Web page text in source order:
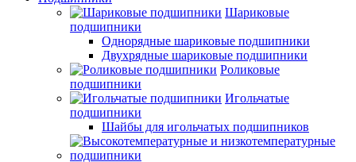
Шариковые
подшипники
Однорядные шариковые подшипники
Двухрядные шариковые подшипники
Роликовые
подшипники
Игольчатые
подшипники
Шайбы для игольчатых подшипников